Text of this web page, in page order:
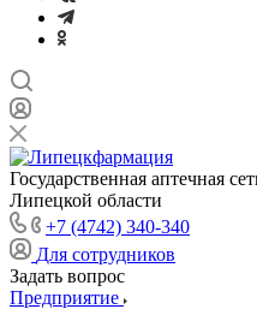
Государственная аптечная
Липецкой области
+7 (4742) 340-340
Для сотрудников
Задать вопрос
Предприятие